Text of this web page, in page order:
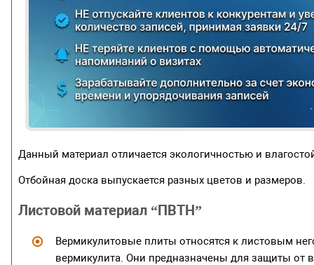
Данный материал отличается экологичностью и
Отбойная доска выпускается разных цветов и размеров.
Листовой материал “ПВТН”
Вермикулитовые плиты относятся к листовым
вермикулита. Они предназначены для защиты от